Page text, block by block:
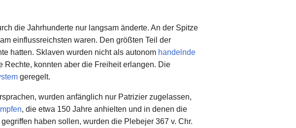
die Jahrhunderte nur langsam änderte. An der Spitze
einflussreichsten waren. Den größten Teil der
hatten. Sklaven wurden nicht als autonom handelnde
Rechte, konnten aber die Freiheit erlangen. Die
geregelt.
wurden anfänglich nur Patrizier zugelassen,
, die etwa 150 Jahre anhielten und in denen die
gegriffen haben sollen, wurden die Plebejer 367 v. Chr.